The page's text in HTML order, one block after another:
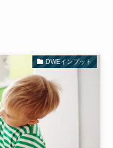
DWEインプット